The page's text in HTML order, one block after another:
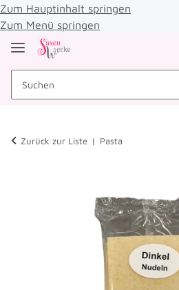
Zum Hauptinhalt springen
Zum Menü springen
Zurück zur Liste Pasta